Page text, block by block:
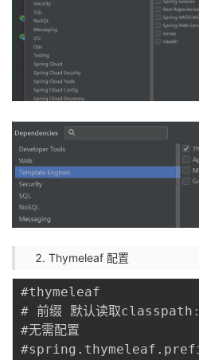
Thymeleaf 配置
#thymeleaf
# 前缀 默认读取classpath :
#无需配置
#spring . thymeleaf .